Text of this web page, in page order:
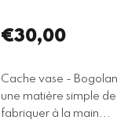
Prix
€30,00
Cache vase -
une matière simple
fabriquer à la main...